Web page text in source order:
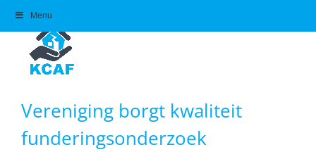
content
Vereniging borgt kwaliteit
funderingsonderzoek
Menu